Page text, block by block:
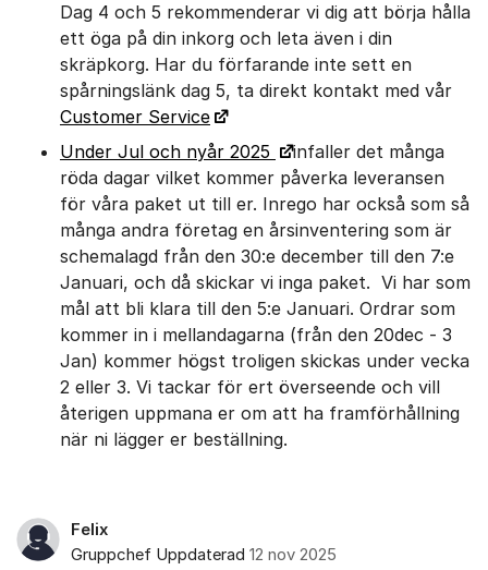
Dag 4 och 5 rekommenderar vi dig att börja hålla
ett öga på din inkorg och leta även i din
skräpkorg. Har du förfarande inte sett en
spårningslänk dag 5, ta direkt kontakt med vår
Customer Service
Under Jul och nyår 2025
infaller det många
röda dagar vilket kommer påverka leveransen
för våra paket ut till er. Inrego har också som så
många andra företag en årsinventering som är
schemalagd från den 30:e december till den 7:e
Januari, och då skickar vi inga paket. Vi har som
mål att bli klara till den 5:e Januari. Ordrar som
kommer in i mellandagarna (från den 20dec - 3
Jan) kommer högst troligen skickas under vecka
2 eller 3. Vi tackar för ert överseende och vill
återigen uppmana er om att ha framförhållning
när ni lägger er beställning.
Felix
Gruppchef Uppdaterad 12 nov 2025